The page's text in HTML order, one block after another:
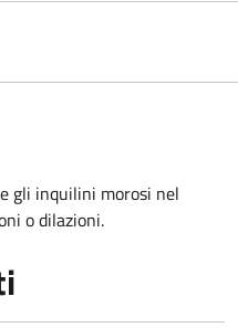
gli inquilini morosi nel
o dilazioni.